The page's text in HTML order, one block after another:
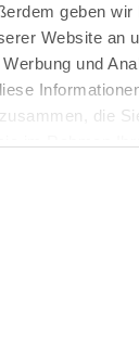
geben
Website an
und
die